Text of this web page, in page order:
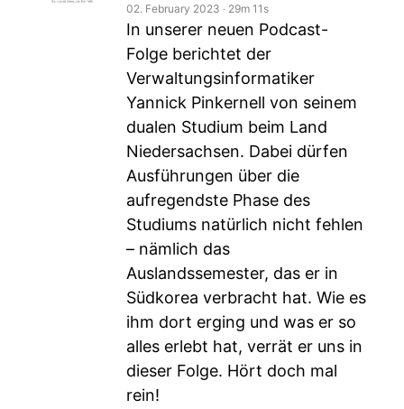
02. February 2023 ‧ 29m 11s
In unserer neuen Podcast-
Folge berichtet der
Verwaltungsinformatiker
Yannick Pinkernell von seinem
dualen Studium beim Land
Niedersachsen. Dabei dürfen
Ausführungen über die
aufregendste Phase des
Studiums natürlich nicht fehlen
– nämlich das
Auslandssemester, das er in
Südkorea verbracht hat. Wie es
ihm dort erging und was er so
alles erlebt hat, verrät er uns in
dieser Folge. Hört doch mal
rein!